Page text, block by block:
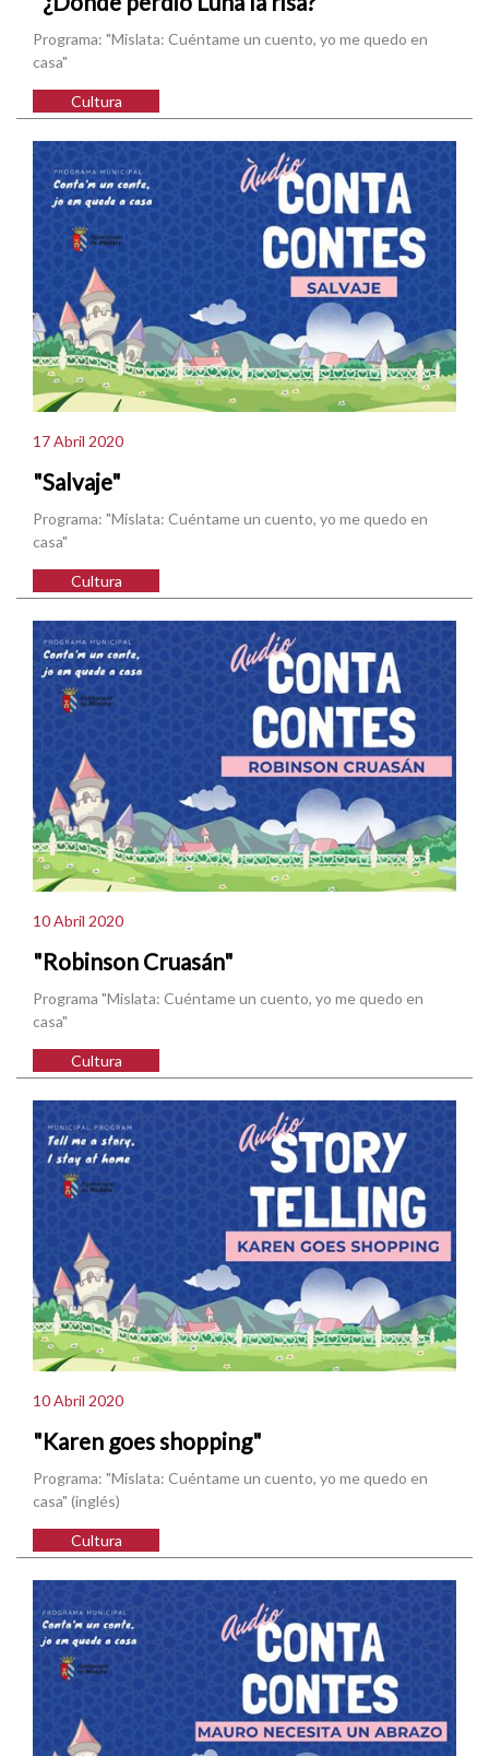
Programa: "Mislata: Cuéntame un cuento, yo me quedo en
casa"
Cultura
17 Abril 2020
"Salvaje"
Programa: "Mislata: Cuéntame un cuento, yo me quedo en
casa"
Cultura
10 Abril 2020
"Robinson Cruasán"
Programa "Mislata: Cuéntame un cuento, yo me quedo en
casa"
Cultura
10 Abril 2020
"Karen goes shopping"
Programa: "Mislata: Cuéntame un cuento, yo me quedo en
casa" (inglés)
Cultura